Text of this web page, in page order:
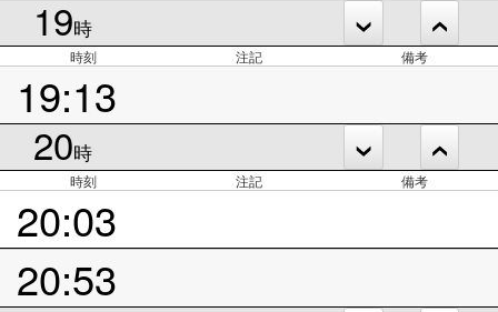
19時
時刻 注記 備考
19:13
20時
時刻 注記 備考
20:03
20:53